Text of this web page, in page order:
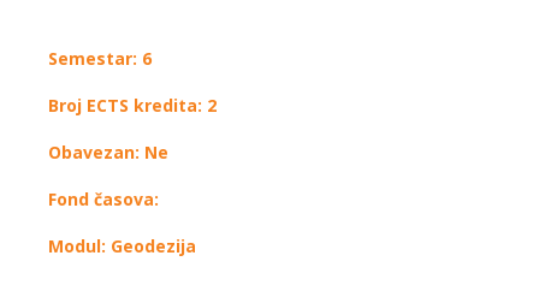
Semestar: 6
Broj ECTS kredita: 2
Obavezan: Ne
Fond časova:
Modul: Geodezija